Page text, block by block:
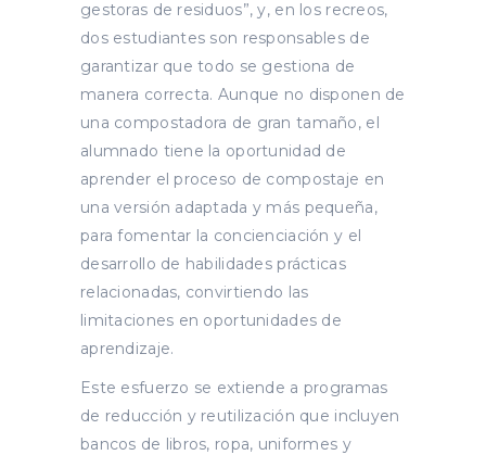
gestoras de residuos”, y, en los recreos,
dos estudiantes son responsables de
garantizar que todo se gestiona de
manera correcta. Aunque no disponen de
una compostadora de gran tamaño, el
alumnado tiene la oportunidad de
aprender el proceso de compostaje en
una versión adaptada y más pequeña,
para fomentar la concienciación y el
desarrollo de habilidades prácticas
relacionadas, convirtiendo las
limitaciones en oportunidades de
aprendizaje.
Este esfuerzo se extiende a programas
de reducción y reutilización que incluyen
bancos de libros, ropa, uniformes y